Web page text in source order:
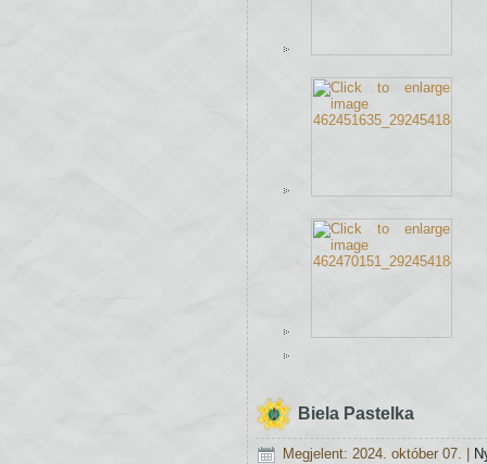
Biela Pastelka
Megjelent: 2024. október 07.